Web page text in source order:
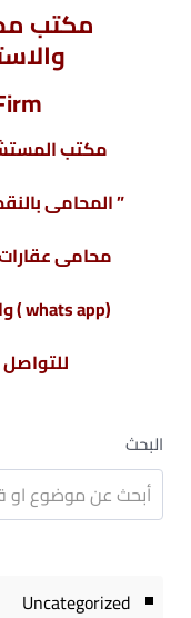
مكتب
مكتب
” المحامى
محامى عقارات
(whats app ) واتس أب : 201220615243+
للتواصل :
البحث
Uncategorized